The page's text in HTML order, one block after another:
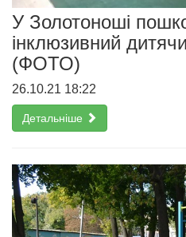
У Золотоноші
інклюзивний
(ФОТО)
26.10.21 18:22
Детальніше